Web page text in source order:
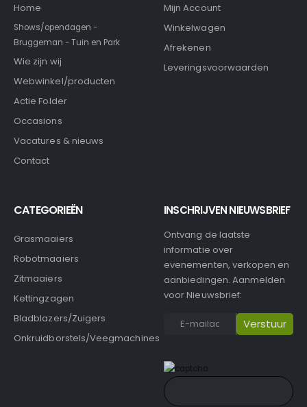
Home
Shows/opendagen -
Bruggeman - Tuin en Park
Wie zijn wij
Webwinkel/producten
Actie Folder
Occasions
Vacatures & nieuws
Contact
Mijn Account
Winkelwagen
Afrekenen
Leveringsvoorwaarden
CATEGORIEËN
Grasmaaiers
Robotmaaiers
Zitmaaiers
Kettingzagen
Bladblazers/Zuigers
Onkruidborstels/Veegmachines
INSCHRIJVEN NIEUWSBRIEF
Ontvang de laatste
informatie over
evenementen, verkopen en
aanbiedingen. Aanmelden
voor Nieuwsbrief: